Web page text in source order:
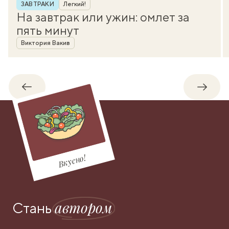
ЗАВТРАКИ Легкий!
На завтрак или ужин: омлет за
пять минут
Автор
Виктория Вакив
Обратно
Вкусно!
Станьавтором